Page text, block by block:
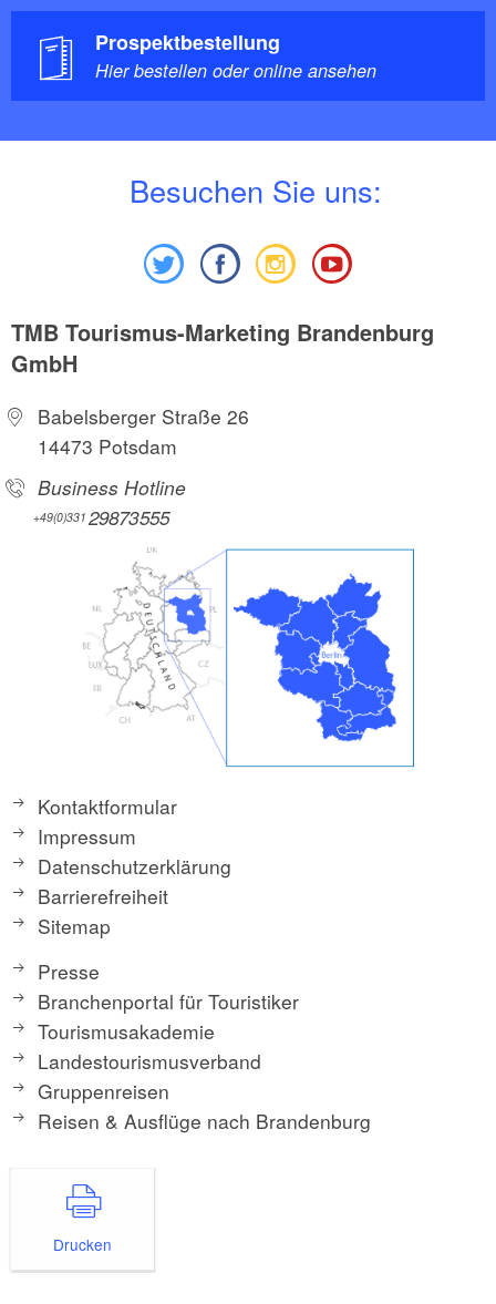
Prospektbestellung
Hier bestellen oder online ansehen
Besuchen Sie uns:
TMB Tourismus-Marketing Brandenburg
GmbH
Babelsberger Straße 26
14473 Potsdam
Business Hotline
+49(0)331 29873555
Kontaktformular
Impressum
Datenschutzerklärung
Barrierefreiheit
Sitemap
Presse
Branchenportal für Touristiker
Tourismusakademie
Landestourismusverband
Gruppenreisen
Reisen & Ausflüge nach Brandenburg
Drucken